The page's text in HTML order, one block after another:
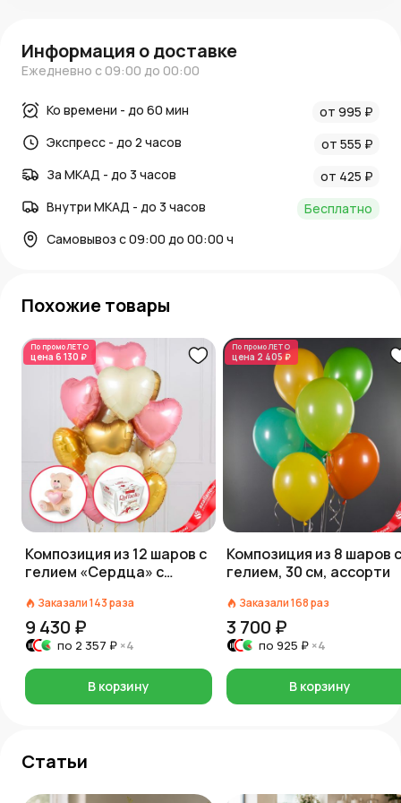
Информация о доставке
Ежедневно с 09:00 до 00:00
Ко времени - до 60 мин
от 995 ₽
Экспресс - до 2 часов
от 555 ₽
За МКАД - до 3 часов
от 425 ₽
Внутри МКАД - до 3 часов
Бесплатно
Самовывоз с 09:00 до 00:00 ч
Похожие товары
По промоЛЕТО
цена 6 130 ₽
Композиция из 12 шаров с
гелием «Сердца» с
Заказали143раза
9 430 ₽
по 2 357 ₽ ×4
В корзину
По промоЛЕТО
цена 2 405 ₽
Композиция из 8 шаров с
гелием, 30 см, ассорти
Заказали168раз
3 700 ₽
по 925 ₽ ×4
В корзину
Статьи